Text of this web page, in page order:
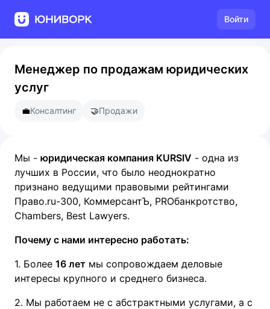
Войти
Менеджер по продажам юридических
услуг
💼Консалтинг 🤝Продажи
Мы - юридическая компания KURSIV - одна из
лучших в России, что было неоднократно
признано ведущими правовыми рейтингами
Право.ru-300, КоммерсантЪ, PROбанкротство,
Chambers, Best Lawyers.
Почему с нами интересно работать:
1. Более 16 лет мы сопровождаем деловые
интересы крупного и среднего бизнеса.
2. Мы работаем не с абстрактными услугами, а с